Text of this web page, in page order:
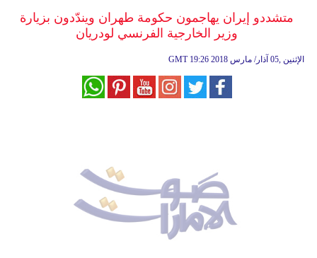
أزياءمتشددو إيران يهاجمون حكومة طهران ويندّدون بزيارة
وزير الخارجية الفرنسي لودريان
GMT 19:26 2018 الإثنين ,05 آذار/ مارس